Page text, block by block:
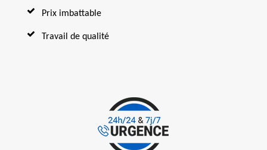
Prix imbattable
Travail de qualité